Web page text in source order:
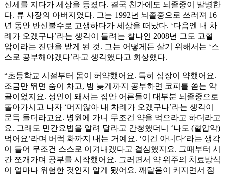
신세를 지다가 세상을 등졌다. 결국 친가에도 뇌졸중이 발병한
다. 류 사장의 아버지였다. 그는 1992년 뇌졸중으로 쓰러져 16
년 동안 반신불수로 고생하다가 세상을 떠났다. ‘다음엔 내 차
례가 오겠구나’라는 생각이 들려는 찰나인 2008년 그도 고혈
압이라는 진단을 받게 된 것. 그는 어떻게든 살기 위해서는 ‘스
스로 공부해야겠다’라고 생각했다고 회상했다.
“초등학교 시절부터 몸이 허약했어요. 특히 심장이 약했어요.
조금만 뛰면 숨이 차고, 밤 늦게까지 공부하면 코피를 쏟는 약
골이었지요. 성인이 돼서는 집안 어른들이 대부분 뇌졸중으로
돌아가시고 나자 ‘머지않아 내 차례가 오겠구나’라는 생각이
문득 들더라고요. 병원에 가니 무조건 약을 먹으라고 하더라고
요. 그래도 민간요법을 알려 달라고 간청했더니 ‘나도 (혈압약)
먹어요’라며 버럭 화까지 내는 거예요. ‘이건 아니다’라는 생각
이 들어 무조건 스스로 이겨내겠다고 결심했지요. 그때부터 시
간 쪼개가며 공부를 시작했어요. 그러면서 약 위주의 치료방식
이 얼마나 위험한 것인지 알게 됐어요. 깨달음이 커지면서 점